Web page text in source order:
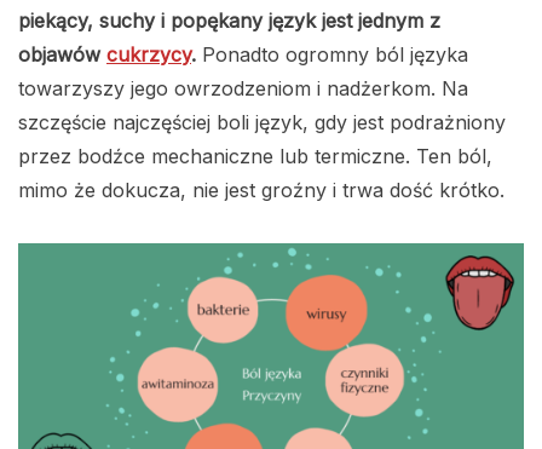
piekący, suchy i popękany język jest jednym z
objawów cukrzycy. Ponadto ogromny ból języka
towarzyszy jego owrzodzeniom i nadżerkom. Na
szczęście najczęściej boli język, gdy jest podrażniony
przez bodźce mechaniczne lub termiczne. Ten ból,
mimo że dokucza, nie jest groźny i trwa dość krótko.